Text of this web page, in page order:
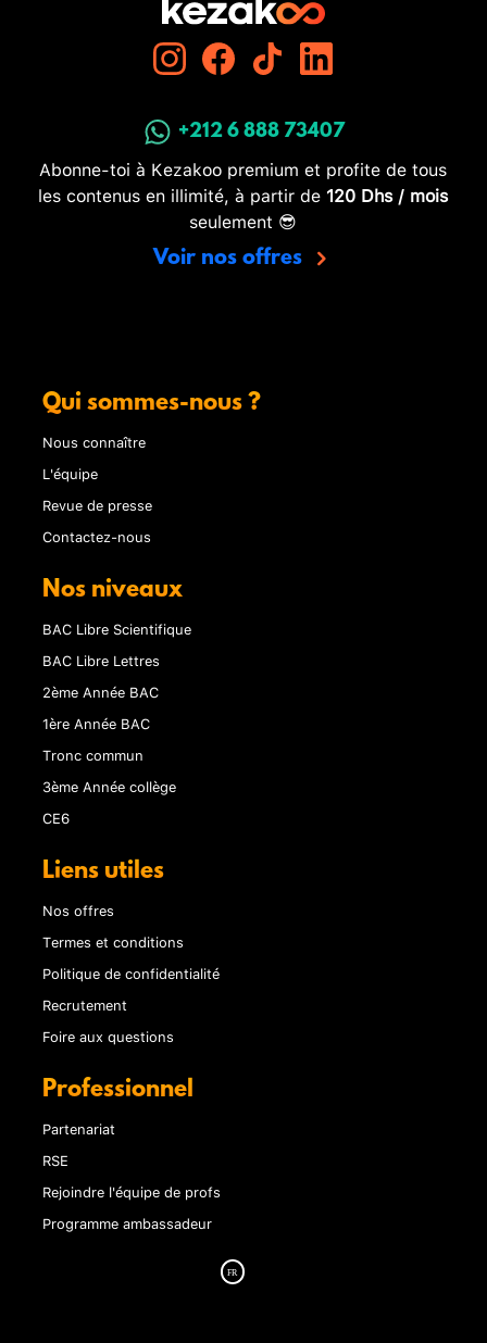
+212 6 888 73407
Abonne-toi à Kezakoo premium et profite de tous
les contenus en illimité, à partir de 120 Dhs / mois
seulement 😎
Voir nos offres
Qui sommes-nous ?
Nous connaître
L'équipe
Revue de presse
Contactez-nous
Nos niveaux
BAC Libre Scientifique
BAC Libre Lettres
2ème Année BAC
1ère Année BAC
Tronc commun
3ème Année collège
CE6
Liens utiles
Nos offres
Termes et conditions
Politique de confidentialité
Recrutement
Foire aux questions
Professionnel
Partenariat
RSE
Rejoindre l'équipe de profs
Programme ambassadeur